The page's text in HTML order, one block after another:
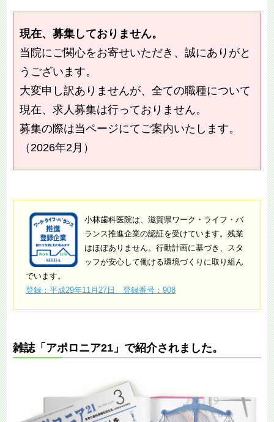
現在、募集しておりません。
当院にご関心をお寄せいただき、誠にありがと
うございます。
大変申し訳ありませんが、全ての職種について
現在、求人募集は行っておりません。
募集の際は当ページにてご案内いたします。
（2026年2月）
小林歯科医院は、滋賀県ワーク・ライフ・バ
ランス推進企業の認証を受けています。残業
はほぼありません。行動計画に基づき、スタ
ッフが安心して働ける環境づくりに取り組ん
でいます。
登録：平成29年11月27日 登録番号：908
雑誌「アポロニア21」で紹介されました。